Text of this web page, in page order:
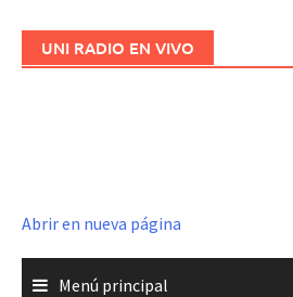
UNI RADIO EN VIVO
Abrir en nueva página
Menú principal